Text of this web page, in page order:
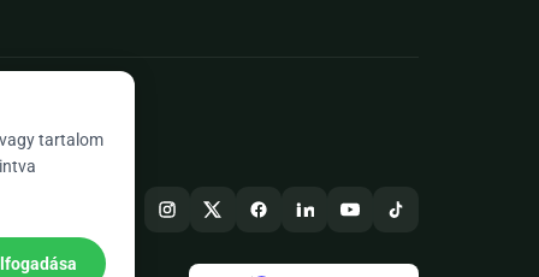
tartalom